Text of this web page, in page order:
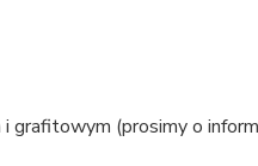
(prosimy o